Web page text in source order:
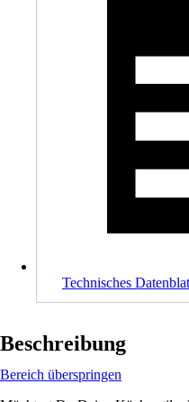
Technisches
Beschreibung
Bereich überspringen